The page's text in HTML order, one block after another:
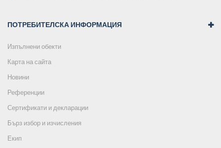
ПОТРЕБИТЕЛСКА ИНФОРМАЦИЯ
Изпълнени обекти
Карта на сайта
Новини
Референции
Сертификати и декларации
Бърз избор и изчисления
Екип